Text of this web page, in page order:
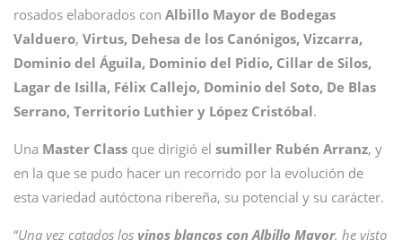
rosados elaborados con Albillo Mayor de Bodegas
Valduero, Virtus, Dehesa de los Canónigos, Vizcarra,
Dominio del Águila, Dominio del Pidio, Cillar de Silos,
Lagar de Isilla, Félix Callejo, Dominio del Soto, De Blas
Serrano, Territorio Luthier y López Cristóbal.
Una Master Class que dirigió el sumiller Rubén Arranz, y
en la que se pudo hacer un recorrido por la evolución de
esta variedad autóctona ribereña, su potencial y su carácter.
“Una vez catados los vinos blancos con Albillo Mayor, he visto